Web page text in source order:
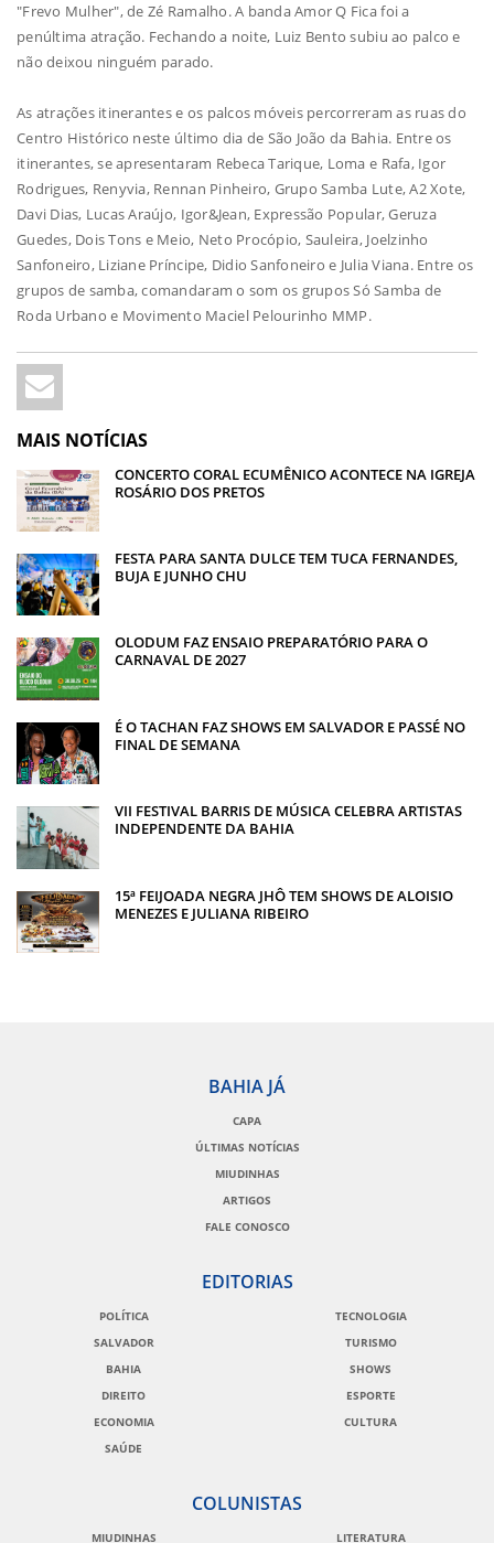
"Frevo Mulher", de Zé Ramalho. A banda Amor Q Fica foi a
penúltima atração. Fechando a noite, Luiz Bento subiu ao palco e
não deixou ninguém parado.
As atrações itinerantes e os palcos móveis percorreram as ruas do
Centro Histórico neste último dia de São João da Bahia. Entre os
itinerantes, se apresentaram Rebeca Tarique, Loma e Rafa, Igor
Rodrigues, Renyvia, Rennan Pinheiro, Grupo Samba Lute, A2 Xote,
Davi Dias, Lucas Araújo, Igor&Jean, Expressão Popular, Geruza
Guedes, Dois Tons e Meio, Neto Procópio, Sauleira, Joelzinho
Sanfoneiro, Liziane Príncipe, Didio Sanfoneiro e Julia Viana. Entre os
grupos de samba, comandaram o som os grupos Só Samba de
Roda Urbano e Movimento Maciel Pelourinho MMP.
MAIS NOTÍCIAS
CONCERTO CORAL ECUMÊNICO ACONTECE NA IGREJA
ROSÁRIO DOS PRETOS
FESTA PARA SANTA DULCE TEM TUCA FERNANDES,
BUJA E JUNHO CHU
OLODUM FAZ ENSAIO PREPARATÓRIO PARA O
CARNAVAL DE 2027
É O TACHAN FAZ SHOWS EM SALVADOR E PASSÉ NO
FINAL DE SEMANA
VII FESTIVAL BARRIS DE MÚSICA CELEBRA ARTISTAS
INDEPENDENTE DA BAHIA
15ª FEIJOADA NEGRA JHÔ TEM SHOWS DE ALOISIO
MENEZES E JULIANA RIBEIRO
BAHIA JÁ
CAPA
ÚLTIMAS NOTÍCIAS
MIUDINHAS
ARTIGOS
FALE CONOSCO
EDITORIAS
POLÍTICA
SALVADOR
BAHIA
DIREITO
ECONOMIA
SAÚDE
TECNOLOGIA
TURISMO
SHOWS
ESPORTE
CULTURA
COLUNISTAS
MIUDINHAS LITERATURA